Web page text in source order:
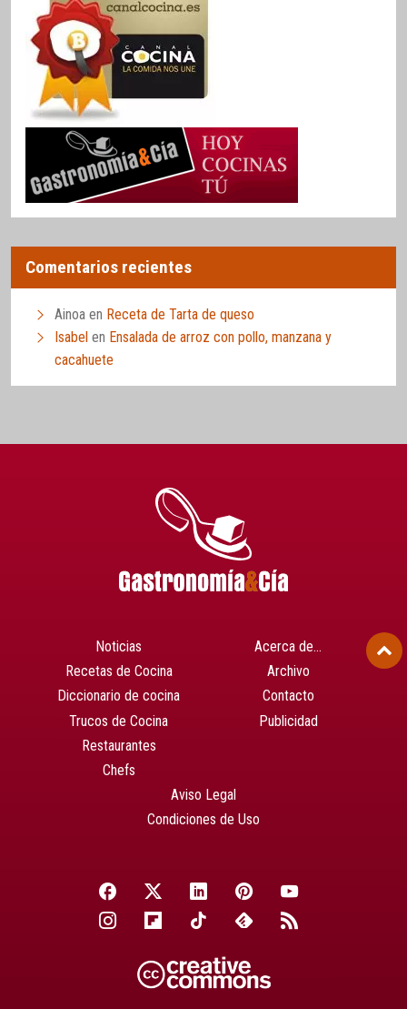
Comentarios recientes
Ainoa en Receta de Tarta de queso
Isabel en Ensalada de arroz con pollo, manzana y
cacahuete
Noticias
Recetas de Cocina
Diccionario de cocina
Trucos de Cocina
Restaurantes
Chefs
Acerca de…
Archivo
Contacto
Publicidad
Aviso Legal
Condiciones de Uso